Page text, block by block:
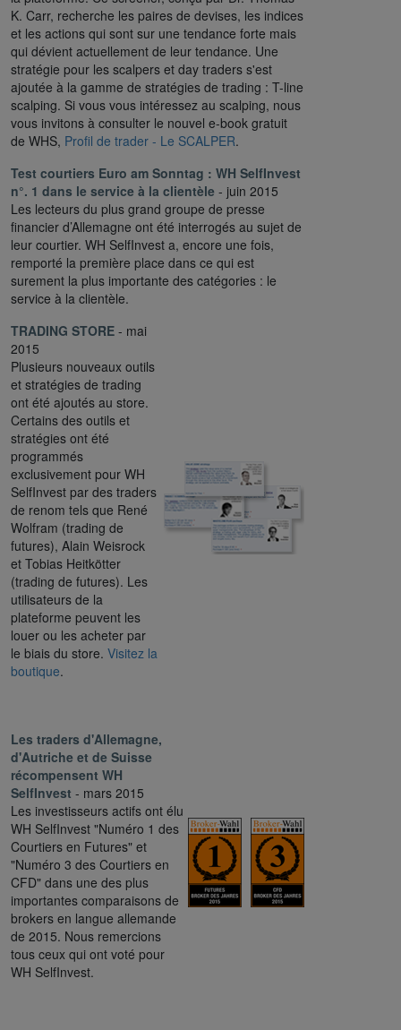
K. Carr, recherche les paires de devises, les indices
et les actions qui sont sur une tendance forte mais
qui dévient actuellement de leur tendance. Une
stratégie pour les scalpers et day traders s'est
ajoutée à la gamme de stratégies de trading : T-line
scalping. Si vous vous intéressez au scalping, nous
vous invitons à consulter le nouvel e-book gratuit
de WHS, Profil de trader - Le SCALPER.
Test courtiers Euro am Sonntag : WH SelfInvest
n°. 1 dans le service à la clientèle - juin 2015
Les lecteurs du plus grand groupe de presse
financier d’Allemagne ont été interrogés au sujet de
leur courtier. WH SelfInvest a, encore une fois,
remporté la première place dans ce qui est
surement la plus importante des catégories : le
service à la clientèle.
TRADING STORE - mai
2015
Plusieurs nouveaux outils
et stratégies de trading
ont été ajoutés au store.
Certains des outils et
stratégies ont été
programmés
exclusivement pour WH
SelfInvest par des traders
de renom tels que René
Wolfram (trading de
futures), Alain Weisrock
et Tobias Heitkötter
(trading de futures). Les
utilisateurs de la
plateforme peuvent les
louer ou les acheter par
le biais du store. Visitez la
boutique.
Les traders d'Allemagne,
d'Autriche et de Suisse
récompensent WH
SelfInvest - mars 2015
Les investisseurs actifs ont élu
WH SelfInvest "Numéro 1 des
Courtiers en Futures" et
"Numéro 3 des Courtiers en
CFD" dans une des plus
importantes comparaisons de
brokers en langue allemande
de 2015. Nous remercions
tous ceux qui ont voté pour
WH SelfInvest.